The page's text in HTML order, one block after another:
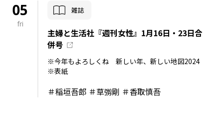
05
fri
雑誌
主婦と生活社『週刊女性』1月16日・23日合
併号
※今年もよろしくね 新しい年、新しい地図2024
※表紙
＃稲垣吾郎 ＃草彅剛 ＃香取慎吾